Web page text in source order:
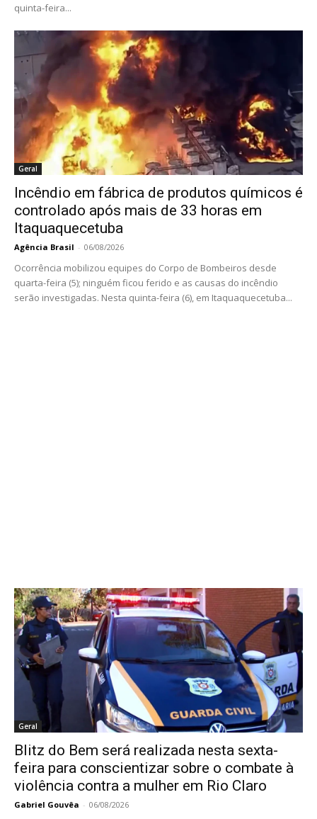
quinta-feira...
Geral
Incêndio em fábrica de produtos químicos é
controlado após mais de 33 horas em
Itaquaquecetuba
Agência Brasil - 06/08/2026
Ocorrência mobilizou equipes do Corpo de Bombeiros desde
quarta-feira (5); ninguém ficou ferido e as causas do incêndio
serão investigadas. Nesta quinta-feira (6), em Itaquaquecetuba...
Geral
Blitz do Bem será realizada nesta sexta-
feira para conscientizar sobre o combate à
violência contra a mulher em Rio Claro
Gabriel Gouvêa - 06/08/2026